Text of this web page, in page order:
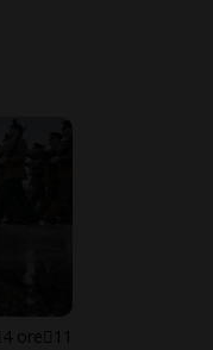
4 ore 11